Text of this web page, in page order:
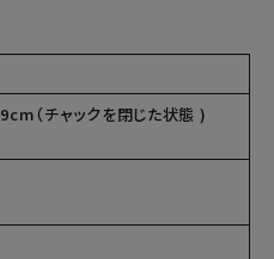
（チャックを閉じた状態 )